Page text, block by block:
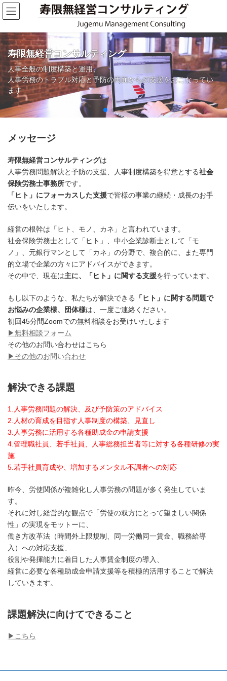
コ
ン
テ
ン
ツ
へ
ス
キ
ッ
プ
ナ
ビ
ゲ
ー
シ
ョ
ン
に
移
動
寿限無経営コンサルティング
人事全般の制度構築と運用、
人事労務のトラブル対応と予防の両面からの支援をおこなってい
ます
メッセージ
寿限無経営コンサルティングは
人事労務問題解決と予防の支援、人事制度構築を得意とする社会
保険労務士事務所です。
「ヒト」にフォーカスした支援で皆様の事業の継続・成長のお手
伝いをいたします。
経営の根幹は「ヒト、モノ、カネ」と言われています。
社会保険労務士として「ヒト」、中小企業診断士として「モ
ノ」、元銀行マンとして「カネ」の分野で、複合的に、また専門
的立場で企業の方々にアドバイスができます。
その中で、現在は主に、「ヒト」に関する支援を行っています。
もし以下のような、私たちが解決できる
「ヒト」に関する問題で
お悩みの企業様、団体様は、一度ご連絡ください。
初回45分間Zoomでの無料相談をお受けいたします
▶︎無料相談フォーム
その他のお問い合わせはこちら
▶︎その他のお問い合わせ
解決できる課題
1.人事労務問題の解決、及び予防策のアドバイス
2.人材の育成を目指す人事制度の構築、見直し
3.人事労務に活用する各種助成金の申請支援
4.管理職社員、若手社員、人事総務担当者等に対する各種研修の実
施
5.若手社員育成や、増加するメンタル不調者への対応
昨今、労使関係が複雑化し人事労務の問題が多く発生していま
す。
それに対し経営的な観点で「労使の双方にとって望ましい関係
性」の実現をモットーに、
働き方改革法（時間外上限規制、同一労働同一賃金、職務給導
入）への対応支援、
役割や発揮能力に着目した人事賃金制度の導入、
経営に必要な各種助成金申請支援等を積極的活用することで解決
していきます。
課題解決に向けてできること
▶︎こちら